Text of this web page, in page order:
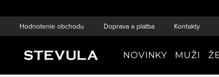
na
Hodnotenie obchodu Doprava a platba Kontakty
NOVINKY MUŽI